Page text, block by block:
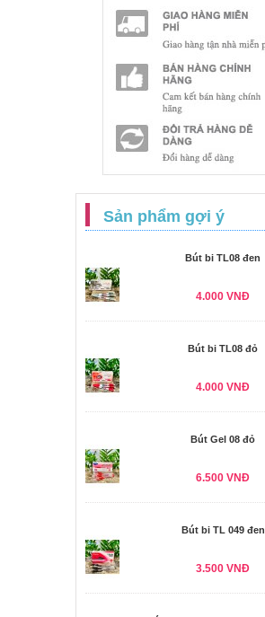
Sản phẩm gợi ý
Bút bi TL08 đen
4.000 VNĐ
Bút bi TL08 đỏ
4.000 VNĐ
Bút Gel 08 đỏ
6.500 VNĐ
Bút bi TL 049 đen
3.500 VNĐ